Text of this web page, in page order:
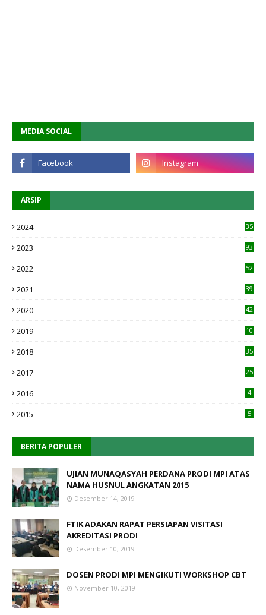
MEDIA SOCIAL
ARSIP
2024 35
2023 93
2022 52
2021 39
2020 42
2019
10
2018 35
2017 25
2016 4
2015 5
BERITA POPULER
UJIAN MUNAQASYAH PERDANA PRODI MPI ATAS
NAMA HUSNUL ANGKATAN 2015
Desember 14, 2019
FTIK ADAKAN RAPAT PERSIAPAN VISITASI
AKREDITASI PRODI
Desember 10, 2019
DOSEN PRODI MPI MENGIKUTI WORKSHOP CBT
November 10, 2019